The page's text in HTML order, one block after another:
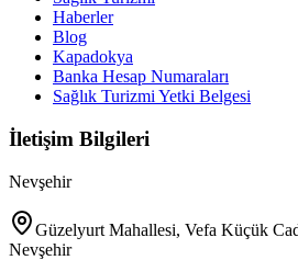
Haberler
Blog
Kapadokya
Banka Hesap Numaraları
Sağlık Turizmi Yetki Belgesi
İletişim Bilgileri
Nevşehir
Güzelyurt Mahallesi, Vefa Küçük
Nevşehir